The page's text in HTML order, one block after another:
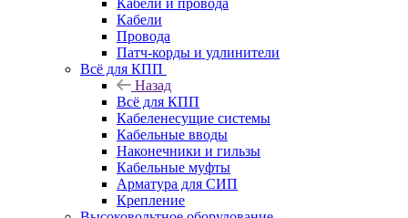
Кабели и провода
Кабели
Провода
Патч-корды и удлинители
Всё для КПП
Назад
Всё для КПП
Кабеленесущие системы
Кабельные вводы
Наконечники и гильзы
Кабельные муфты
Арматура для СИП
Крепление